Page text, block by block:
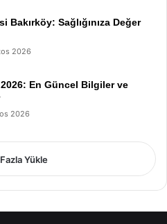
Bakırköy: Sağlığınıza Değer
2026
2026: En Güncel Bilgiler ve
2026
Yükle